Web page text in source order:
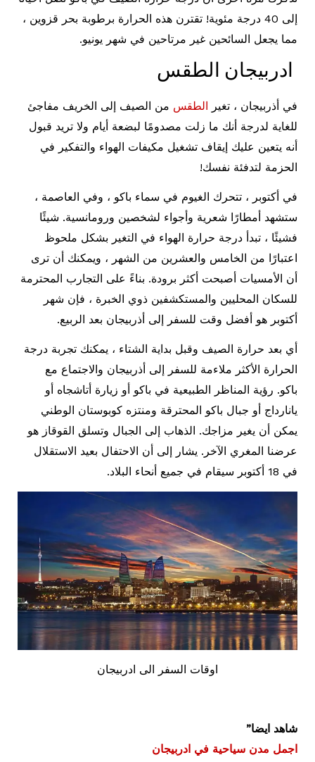
إلى 40 درجة مئوية! تقترن هذه الحرارة برطوبة بحر قزوين ،
مما يجعل السائحين غير مرتاحين في شهر يونيو.
ادربيجان الطقس
في أذربيجان ، تغير الطقس من الصيف إلى الخريف مفاجئ
للغاية لدرجة أنك ما زلت مصدومًا لبضعة أيام ولا تريد قبول
أنه يتعين عليك إيقاف تشغيل مكيفات الهواء والتفكير في
الحزمة لتدفئة نفسك!
في أكتوبر ، تتحرك الغيوم في سماء باكو ، وفي العاصمة ،
ستشهد أمطارًا شعرية وأجواء لشخصين ورومانسية. شيئًا
فشيئًا ، تبدأ درجة حرارة الهواء في التغير بشكل ملحوظ
اعتبارًا من الخامس والعشرين من الشهر ، ويمكنك أن ترى
أن الأمسيات أصبحت أكثر برودة. بناءً على التجارب المحترمة
للسكان المحليين والمستكشفين ذوي الخبرة ، فإن شهر
أكتوبر هو أفضل وقت للسفر إلى أذربيجان بعد الربيع.
أي بعد حرارة الصيف وقبل بداية الشتاء ، يمكنك تجربة درجة
الحرارة الأكثر ملاءمة للسفر إلى أذربيجان والاجتماع مع
باكو. رؤية المناظر الطبيعية في باكو أو زيارة أتاشجاه أو
يانارداج أو جبال باكو المحترقة ومنتزه كوبوستان الوطني
يمكن أن يغير مزاجك. الذهاب إلى الجبال وتسلق القوقاز هو
عرضنا المغري الآخر. يشار إلى أن الاحتفال بعيد الاستقلال
في 18 أكتوبر سيقام في جميع أنحاء البلاد.
اوقات السفر الى ادربيجان
شاهد ايضا”
اجمل مدن سياحية في ادربيجان